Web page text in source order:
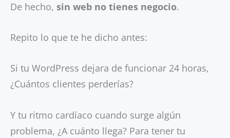
De hecho, sin web no tienes negocio.
Repito lo que te he dicho antes:
Si tu WordPress dejara de funcionar 24 horas,
¿Cuántos clientes perderías?
Y tu ritmo cardíaco cuando surge algún
problema, ¿A cuánto llega? Para tener tu